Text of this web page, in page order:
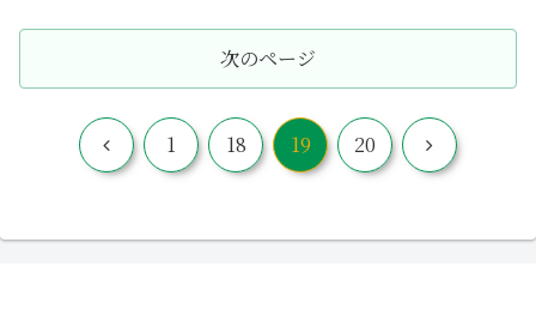
次のページ
前
1 18 19 20
次